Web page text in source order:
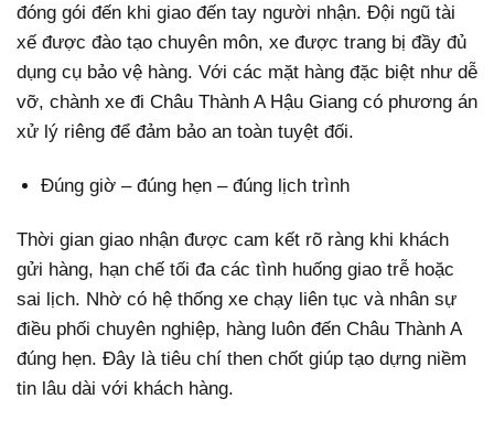
đóng gói đến khi giao đến tay người nhận. Đội ngũ tài
xế được đào tạo chuyên môn, xe được trang bị đầy đủ
dụng cụ bảo vệ hàng. Với các mặt hàng đặc biệt như dễ
vỡ, chành xe đi Châu Thành A Hậu Giang có phương án
xử lý riêng để đảm bảo an toàn tuyệt đối.
Đúng giờ – đúng hẹn – đúng lịch trình
Thời gian giao nhận được cam kết rõ ràng khi khách
gửi hàng, hạn chế tối đa các tình huống giao trễ hoặc
sai lịch. Nhờ có hệ thống xe chạy liên tục và nhân sự
điều phối chuyên nghiệp, hàng luôn đến Châu Thành A
đúng hẹn. Đây là tiêu chí then chốt giúp tạo dựng niềm
tin lâu dài với khách hàng.